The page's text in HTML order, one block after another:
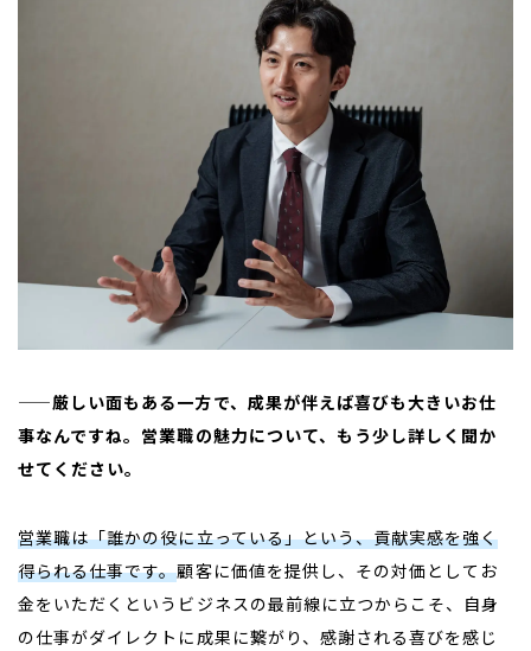
——厳しい面もある一方で、成果が伴えば喜びも大きいお仕
事なんですね。営業職の魅力について、もう少し詳しく聞か
せてください。
営業職は「誰かの役に立っている」という、貢献実感を強く
得られる仕事です。顧客に価値を提供し、その対価としてお
金をいただくというビジネスの最前線に立つからこそ、自身
の仕事がダイレクトに成果に繋がり、感謝される喜びを感じ